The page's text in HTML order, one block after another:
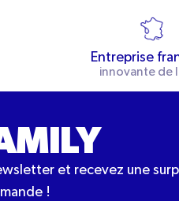
Entreprise
innovante de
et recevez une
!